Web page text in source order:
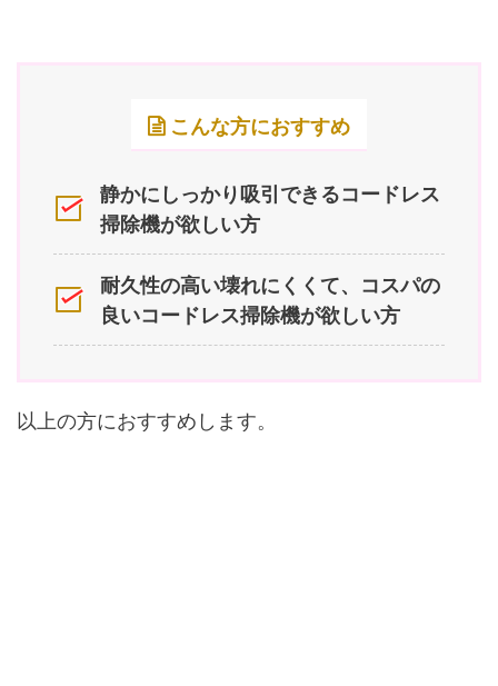
こんな方におすすめ
静かにしっかり吸引できるコードレス
掃除機が欲しい方
耐久性の高い壊れにくくて、コスパの
良いコードレス掃除機が欲しい方
以上の方におすすめします。